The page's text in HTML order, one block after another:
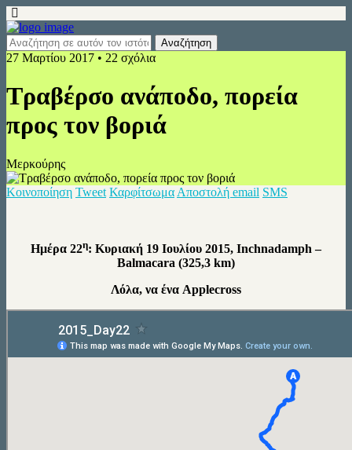
27 Μαρτίου 2017 • 22 σχόλια
Τραβέρσο ανάποδο, πορεία
προς τον βοριά
Μερκούρης
Κοινοποίηση Tweet Καρφίτσωμα Αποστολή email SMS
Ημέρα 22η: Κυριακή 19 Ιουλίου 2015, Ιnchnadamph –
Balmacara (325,3 km)
Λόλα, να ένα Applecross